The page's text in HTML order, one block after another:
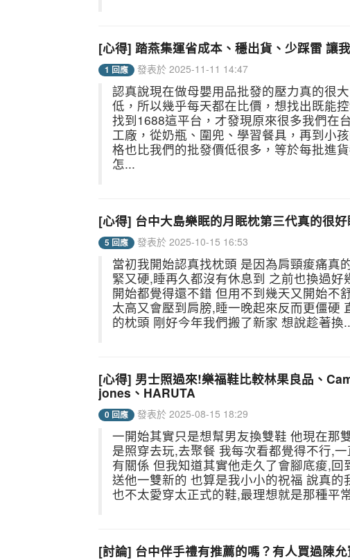
[心得] 踏燕集運省成本、穩出貨、少踩雷 讓
1 回應 發表於 2025-11-11 14:47
認真說現在做母嬰用品批發的壓力真的很
低，所以幾乎每天都在比價，想找出既能
找到1688這平台，才發現原來很多我們在
工廠，從奶瓶、圍兜、學習餐具，再到小
格也比我們的批發價低很多，等於每批進
怎...
[心得] 台中大島樂眠的月眠枕第三代真的很
5 回應 發表於 2025-10-15 16:53
當初我開始認真找枕頭 是因為肩頸痠痛真
緊又硬,睡再久都沒有休息到 之前也換過
開始都覺得還不錯 但用不到幾天又開始不
太高又會壓到肩膀,睡一晚起來反而更僵硬
的枕頭 剛好今年我們搬了新家 想說趁著換
[心得] 男士照過來!樂福鞋比較林果良品、
jones、HARUTA
0 回應 發表於 2025-08-15 18:29
一開始其實只是想幫男友換雙鞋 他現在那
是照穿去玩,去聚餐 我每次看都覺得不行,
有關係 但我知道其實他走久了會腳底痠,
送他一雙新的 也算是我小小的祝福 說真
也不太愛穿太正式的鞋,最理想就是那種平
[討論] 台中伴手禮有推薦的嗎？有人買過陳